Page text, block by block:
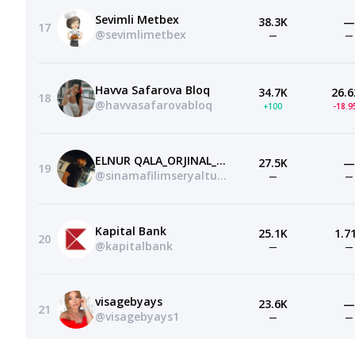
17
Sevimli Metbex
@sevimlimetbex
38.3K
—
—
—
18
Havva Safarova Bloq
@havvasafarovabloq
34.7K
+100 -
19
ELNUR QALA_ORJINAL_CHANAL
@sinamafilimseryaltum_dille5686
27.5K
—
—
—
20
Kapital Bank
@kapitalbank
25.1K
— —
21
visagebyays
@visagebyays1
23.6K
—
—
—